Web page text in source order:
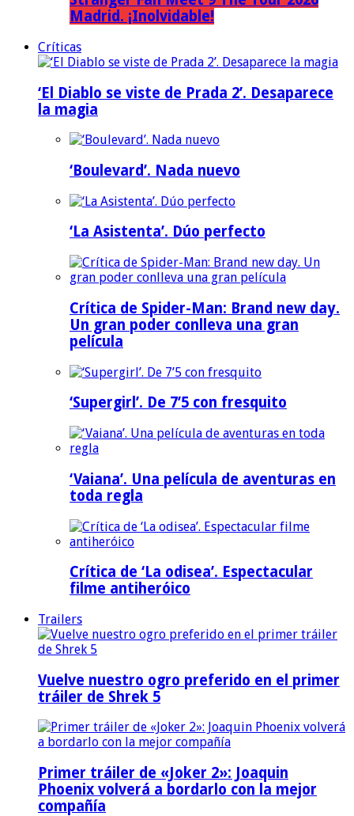
Madrid. ¡Inolvidable!
Críticas
‘El Diablo se viste de Prada 2’. Desaparece
la magia
‘Boulevard’. Nada nuevo
‘La Asistenta’. Dúo perfecto
Crítica de Spider-Man: Brand new day.
Un gran poder conlleva una gran
película
‘Supergirl’. De 7’5 con fresquito
‘Vaiana’. Una película de aventuras en
toda regla
Crítica de ‘La odisea’. Espectacular
filme antiheróico
Trailers
Vuelve nuestro ogro preferido en el primer
tráiler de Shrek 5
Primer tráiler de «Joker 2»: Joaquin
Phoenix volverá a bordarlo con la mejor
compañía